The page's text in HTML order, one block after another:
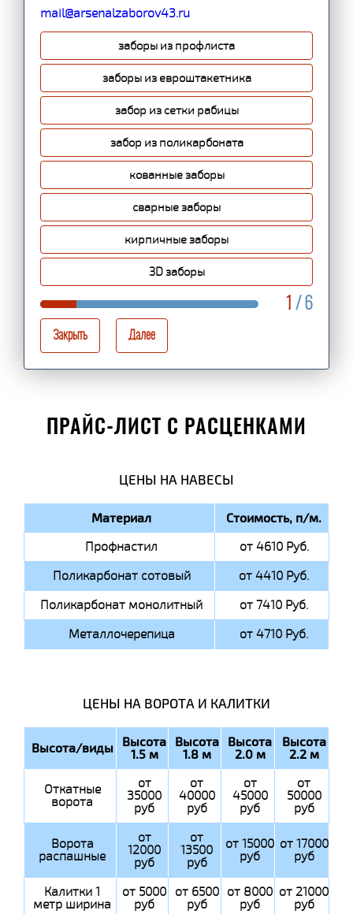
mail@arsenalzaborov43.ru
заборы из профлиста
заборы из евроштакетника
забор из сетки рабицы
забор из поликарбоната
кованные заборы
сварные заборы
кирпичные заборы
3D заборы
1 / 6
Закрыть Далее
ПРАЙС-ЛИСТ С РАСЦЕНКАМИ
ЦЕНЫ НА НАВЕСЫ
Материал Стоимость, п/м.
Профнастил
от 4610 Руб.
Поликарбонат сотовый
от 4410 Руб.
Поликарбонат монолитный
от 7410 Руб.
Металлочерепица
от 4710 Руб.
ЦЕНЫ НА ВОРОТА И КАЛИТКИ
Высота/виды Высота
1.5 м
Высота
1.8 м
Высота
2.0 м
Высота
2.2 м
Откатные
ворота
от
35000
руб
от
40000
руб
от
45000
руб
от
50000
руб
Ворота
распашные
от
12000
руб
от
13500
руб
от 15000
руб
от 17000
руб
Калитки 1
метр ширина
от 5000
руб
от 6500
руб
от 8000
руб
от 21000
руб